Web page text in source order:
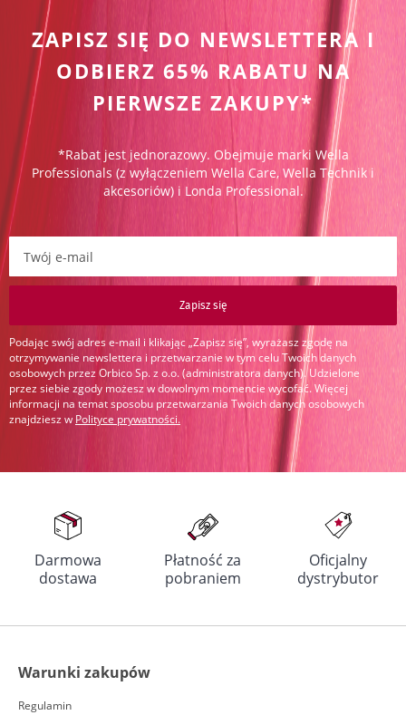
ZAPISZ SIĘ DO NEWSLETTERA I
ODBIERZ 65% RABATU NA
PIERWSZE ZAKUPY*
*Rabat jest jednorazowy. Obejmuje marki Wella
Professionals (z wyłączeniem Wella Care, Wella Technik i
akcesoriów) i Londa Professional.
Zapisz się do newslettera:
Zapisz się
Podając swój adres e-mail i klikając „Zapisz się”, wyrażasz zgodę na
otrzymywanie newslettera i przetwarzanie w tym celu Twoich danych
osobowych przez Orbico Sp. z o.o. (administratora danych). Udzielone
przez siebie zgody możesz w dowolnym momencie wycofać. Więcej
informacji na temat sposobu przetwarzania Twoich danych osobowych
znajdziesz w Polityce prywatności.
Darmowa
dostawa
Płatność za
pobraniem
Oficjalny
dystrybutor
Warunki zakupów
Regulamin